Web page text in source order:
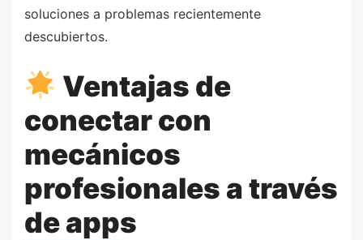
soluciones a problemas recientemente
descubiertos.
Ventajas de
conectar con
mecánicos
profesionales a través
de apps